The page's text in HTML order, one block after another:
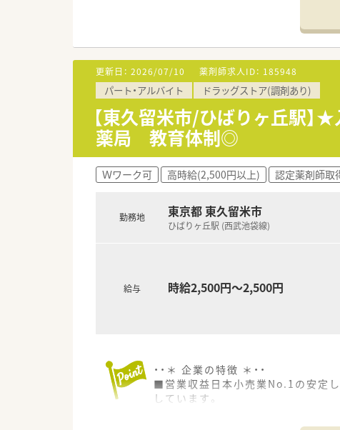
■最寄り駅の花小金井駅から車で5
■処方箋枚数は1日あたり20枚か
■人員体制は薬剤師3名に加えて事
【募集背景と求める人物像について】
■組織体制の強化に向けた欠員補充
■病院経験3年以上あるいは調剤薬
■患者様に対して親切で感じの良い
【こんな方にオススメ】
■地域医療に密着した調剤併設型店
■仕事だけでなく私生活の充実も重
【法人特徴について】
■首都圏での高いシェアと安定し
■独自の研修センターを設置する
更新日： 2026/07/10 薬剤師求人ID： 185948
パート・アルバイト ドラッグストア(調剤あり)
【東久留米市/ひばりヶ丘駅
薬局 教育体制◎
Ｗワーク可 高時給(2,500円以上) 認定薬剤師取
勤務地 東京都 東久留米市
ひばりヶ丘駅 (西武池袋線)
給与 時給2,500円～2,500円
・・＊ 企業の特徴 ＊・・
■営業収益日本小売業No.1の安定
しています。